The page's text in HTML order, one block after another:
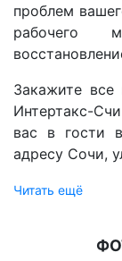
проблем
рабочего
Закажите все
Интертакс-
вас в гости
адресу Сочи,
Читать ещё